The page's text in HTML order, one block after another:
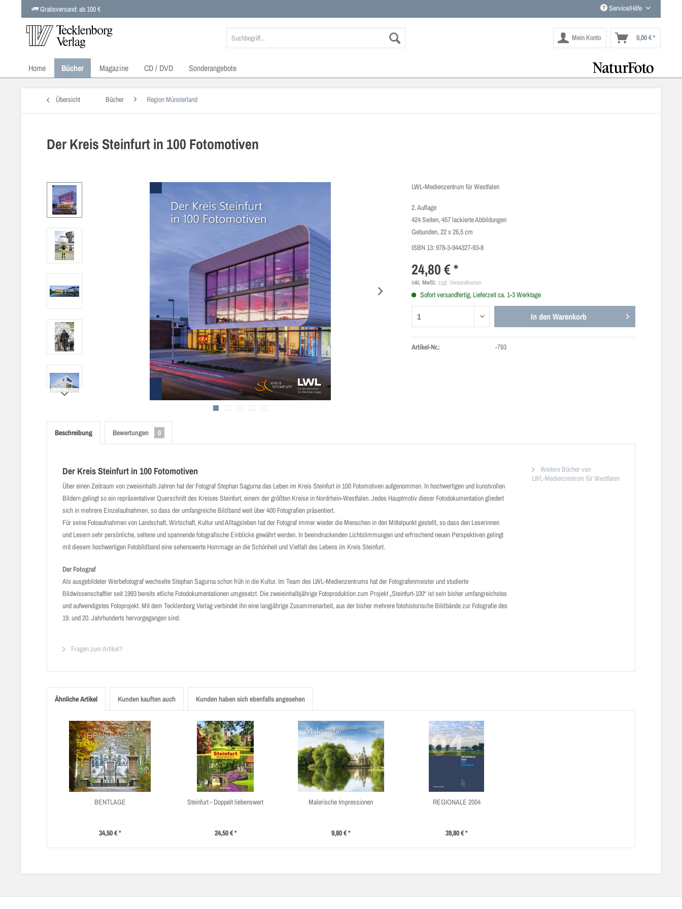
Gratisversand: ab 100 € Service/Hilfe
Mein Konto 0,00 € *
Home Bücher Magazine CD / DVD Sonderangebote
Übersicht Bücher Region Münsterland
Der Kreis Steinfurt in 100 Fotomotiven
LWL-Medienzentrum für Westfalen
2. Auflage
424 Seiten, 457 lackierte Abbildungen
Gebunden, 22 x 26,5 cm
ISBN 13:978-3-944327-93-8
24,80 € *
inkl. MwSt.zzgl. Versandkosten
Sofort versandfertig, Lieferzeit ca. 1-3 Werktage
In den Warenkorb
Artikel-Nr.: -793
Beschreibung Bewertungen 0
Der Kreis Steinfurt in 100 Fotomotiven
Über einen Zeitraum von zweieinhalb Jahren hat der Fotograf Stephan Sagurna das Leben im Kreis Steinfurt in 100 Foto­motiven aufgenommen. In hochwertigen und kunstvollen
Bildern gelingt so ein repräsentativer Querschnitt des Kreises Steinfurt, einem der größten Kreise in Nordrhein-Westfalen. Jedes Hauptmotiv dieser Fotodokumentation gliedert
sich in mehrere Einzelaufnahmen, so dass der umfangreiche Bildband weit über 400 Fotografien präsentiert.
Für seine Fotoaufnahmen von Landschaft, Wirtschaft, Kultur und Alltagsleben hat der Fotograf immer wieder die Menschen in den Mittelpunkt gestellt, so dass den Leserinnen
und Lesern sehr persönliche, seltene ­­­­und spannende fotografische Einblicke gewährt werden. In beeindruckenden Lichtstimmungen und erfrischend neuen Perspektiven gelingt
mit diesem hochwertigen Fotobildband eine sehenswerte Hommage an die Schönheit und Vielfalt des Lebens im Kreis Steinfurt.
Der Fotograf
Als ausgebildeter Werbefotograf wechselte Stephan Sagurna schon früh in die Kultur. Im Team des LWL-Medienzentrums hat der Fotografen­meister und studierte
Bildwissenschaftler seit 1993 bereits etliche Fotodok­umentationen umgesetzt. Die zweieinhalb­jährige Fotoproduktion zum Projekt „Steinfurt-100“ ist sein bisher umfangreichstes
und aufwendigstes Fotoprojekt. Mit dem Tecklenborg Verlag verbindet ihn eine langjährige Zusammenarbeit, aus der bisher mehrere fotohistorische Bildbände zur Fotografie des
19. und 20. Jahrhunderts hervorgegangen sind.
Fragen zum Artikel?
Weitere Bücher von
LWL-Medienzentrum für Westfalen
Ähnliche Artikel Kunden kauften auch Kunden haben sich ebenfalls angesehen
BENTLAGE
34,50 € *
Steinfurt - Doppelt liebenswert
24,50 € *
Malerische Impressionen
9,80 € *
REGIONALE 2004
39,80 € *